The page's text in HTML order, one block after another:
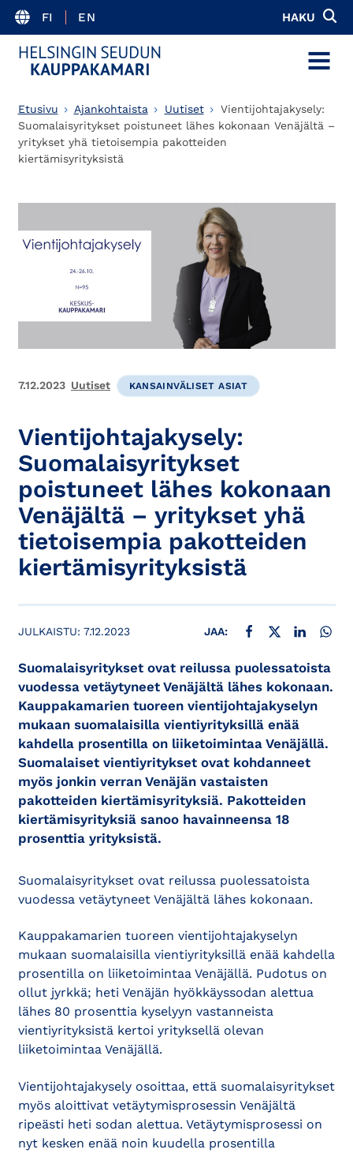
FI EN HAKU
MENU
Etusivu Ajankohtaista Uutiset
Vientijohtajakysely:
Suomalaisyritykset poistuneet lähes kokonaan Venäjältä –
yritykset yhä tietoisempia pakotteiden
kiertämisyrityksistä
7.12.2023 Uutiset KANSAINVÄLISET ASIAT
Vientijohtajakysely:
Suomalaisyritykset
poistuneet lähes kokonaan
Venäjältä – yritykset yhä
tietoisempia pakotteiden
kiertämisyrityksistä
JULKAISTU: 7.12.2023 JAA: JAA FACEBOOKISSA
JAA X:SSÄ JAA
Suomalaisyritykset ovat reilussa puolessatoista
vuodessa vetäytyneet Venäjältä lähes kokonaan.
Kauppakamarien tuoreen vientijohtajakyselyn
mukaan suomalaisilla vientiyrityksillä enää
kahdella prosentilla on liiketoimintaa Venäjällä.
Suomalaiset vientiyritykset ovat kohdanneet
myös jonkin verran Venäjän vastaisten
pakotteiden kiertämisyrityksiä. Pakotteiden
kiertämisyrityksiä sanoo havainneensa 18
prosenttia yrityksistä.
Suomalaisyritykset ovat reilussa puolessatoista
vuodessa vetäytyneet Venäjältä lähes kokonaan.
Kauppakamarien tuoreen vientijohtajakyselyn
mukaan suomalaisilla vientiyrityksillä enää kahdella
prosentilla on liiketoimintaa Venäjällä. Pudotus on
ollut jyrkkä; heti Venäjän hyökkäyssodan alettua
lähes 80 prosenttia kyselyyn vastanneista
vientiyrityksistä kertoi yrityksellä olevan
liiketoimintaa Venäjällä.
Vientijohtajakysely osoittaa, että suomalaisyritykset
myös aloittivat vetäytymisprosessin Venäjältä
ripeästi heti sodan alettua. Vetäytymisprosessi on
nyt kesken enää noin kuudella prosentilla